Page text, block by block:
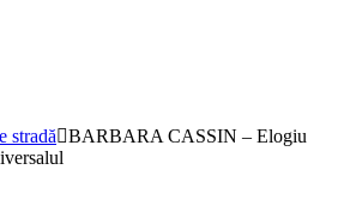
stradă
BARBARA CASSIN – Elogiu